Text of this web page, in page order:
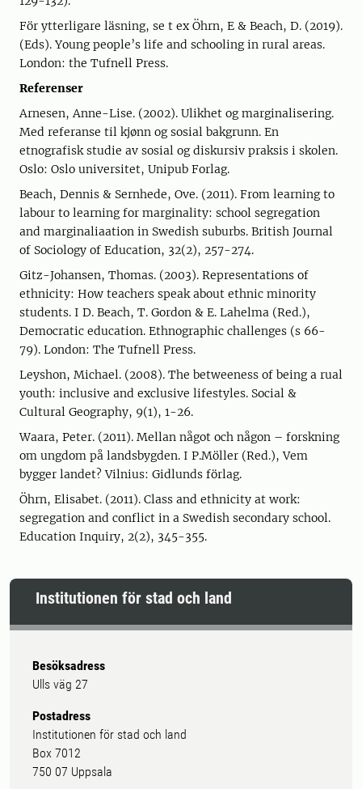
För ytterligare läsning, se t ex Öhrn, E & Beach, D. (2019).
(Eds). Young people’s life and schooling in rural areas.
London: the Tufnell Press.
Referenser
Arnesen, Anne-Lise. (2002). Ulikhet og marginalisering.
Med referanse til kjønn og sosial bakgrunn. En
etnografisk studie av sosial og diskursiv praksis i skolen.
Oslo: Oslo universitet, Unipub Forlag.
Beach, Dennis & Sernhede, Ove. (2011). From learning to
labour to learning for marginality: school segregation
and marginaliaation in Swedish suburbs. British Journal
of Sociology of Education, 32(2), 257-274.
Gitz-Johansen, Thomas. (2003). Representations of
ethnicity: How teachers speak about ethnic minority
students. I D. Beach, T. Gordon & E. Lahelma (Red.),
Democratic education. Ethnographic challenges (s 66-
79). London: The Tufnell Press.
Leyshon, Michael. (2008). The betweeness of being a rual
youth: inclusive and exclusive lifestyles. Social &
Cultural Geography, 9(1), 1-26.
Waara, Peter. (2011). Mellan något och någon – forskning
om ungdom på landsbygden. I P.Möller (Red.), Vem
bygger landet? Vilnius: Gidlunds förlag.
Öhrn, Elisabet. (2011). Class and ethnicity at work:
segregation and conflict in a Swedish secondary school.
Education Inquiry, 2(2), 345-355.
Institutionen för stad och land
Besöksadress
Ulls väg 27
Postadress
Institutionen för stad och land
Box 7012
750 07 Uppsala